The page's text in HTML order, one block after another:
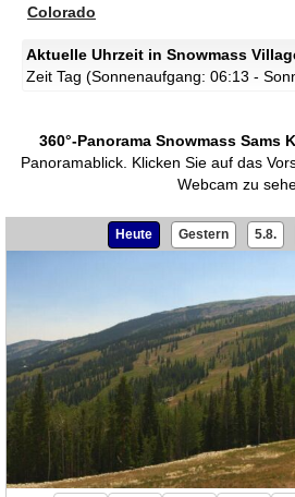
Colorado
Aktuelle Uhrzeit in Snowmass
Zeit Tag (Sonnenaufgang: 06:13 -
360°-Panorama Snowmass Sams
Panoramablick. Klicken Sie auf das
Webcam zu
Heute Gestern 5.8.